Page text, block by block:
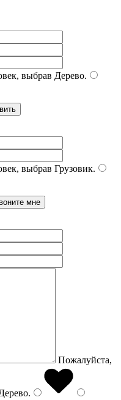
выбрав Дерево.
выбрав Грузовик.
Пожалуйста,
.